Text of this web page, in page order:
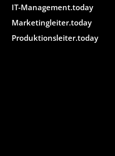
IT-Management.today
Marketingleiter.today
Produktionsleiter.today